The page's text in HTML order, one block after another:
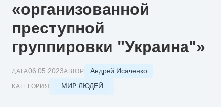
«организованной
преступной
группировки "Украина"»
ДАТА06.05.2023АВТОР Андрей Исаченко
КАТЕГОРИЯ МИР ЛЮДЕЙ